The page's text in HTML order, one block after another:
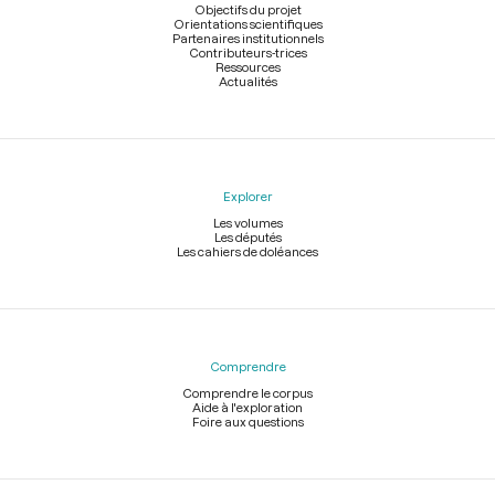
Objectifs du projet
Orientations scientifiques
Partenaires institutionnels
Contributeurs-trices
Ressources
Actualités
Explorer
Les volumes
Les députés
Les cahiers de doléances
Comprendre
Comprendre le corpus
Aide à l'exploration
Foire aux questions